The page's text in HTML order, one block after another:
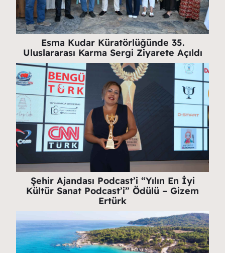
Esma Kudar Küratörlüğünde 35.
Uluslararası Karma Sergi Ziyarete Açıldı
Şehir Ajandası Podcast’i “Yılın En İyi
Kültür Sanat Podcast’i” Ödülü – Gizem
Ertürk